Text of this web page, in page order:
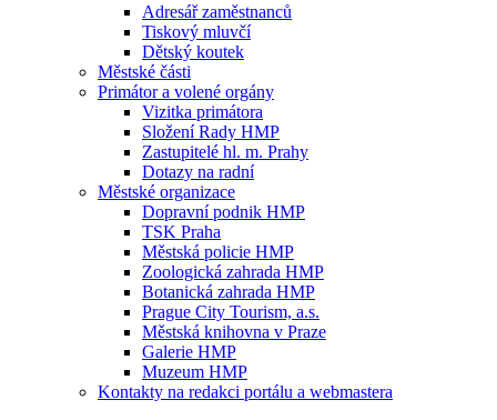
Adresář zaměstnanců
Tiskový mluvčí
Dětský koutek
Městské části
Primátor a volené orgány
Vizitka primátora
Složení Rady HMP
Zastupitelé hl. m. Prahy
Dotazy na radní
Městské organizace
Dopravní podnik HMP
TSK Praha
Městská policie HMP
Zoologická zahrada HMP
Botanická zahrada HMP
Prague City Tourism, a.s.
Městská knihovna v Praze
Galerie HMP
Muzeum HMP
Kontakty na redakci portálu a webmastera